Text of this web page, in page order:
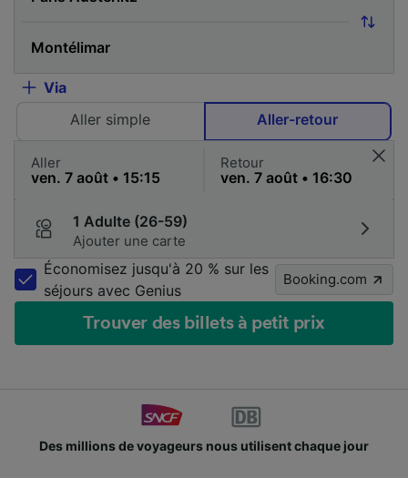
Via
Aller simple
Aller-retour
Aller Retour
1 Adulte (26-59)
Ajouter une carte
Économisez jusqu'à 20 % sur les
séjours avec Genius
Booking.com
Trouver des billets à petit prix
Des millions de voyageurs nous utilisent chaque jour